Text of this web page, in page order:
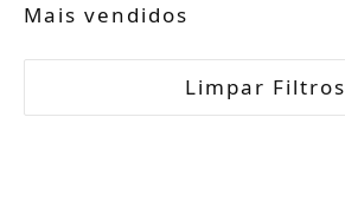
Mais vendidos
Limpar Filtros